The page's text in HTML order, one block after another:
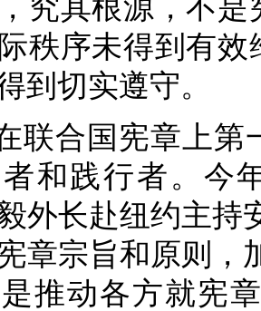
究其根源，不
秩序未得到有
到切实遵守。
联合国宪章上第
和践行者。今
外长赴纽约主持
章宗旨和原则，
推动各方就宪